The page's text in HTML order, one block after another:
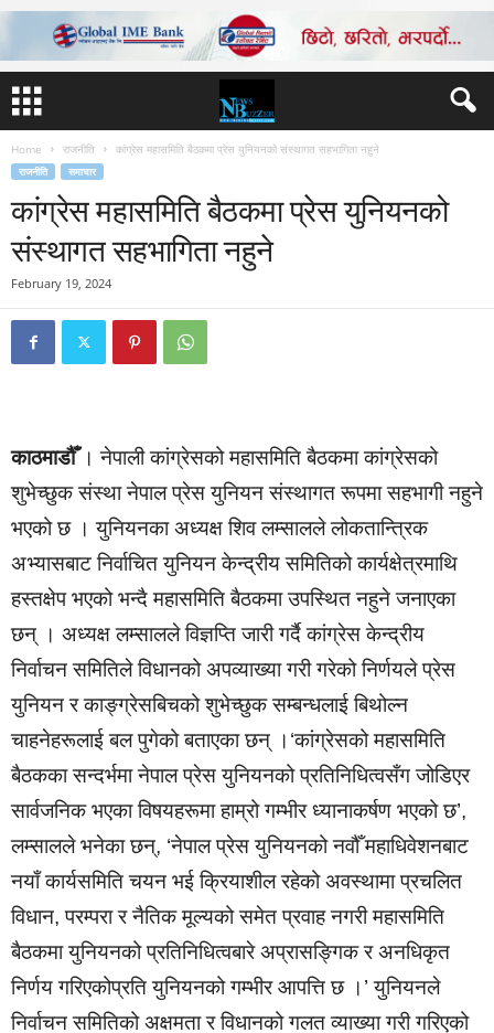
Home राजनीति कांग्रेस महासमिति बैठकमा प्रेस युनियनको संस्थागत सहभागिता नहुने
राजनीति समाचार
कांग्रेस महासमिति बैठकमा प्रेस युनियनको
संस्थागत सहभागिता नहुने
February 19, 2024
काठमाडौँ। नेपाली कांग्रेसको महासमिति बैठकमा कांग्रेसको
शुभेच्छुक संस्था नेपाल प्रेस युनियन संस्थागत रूपमा सहभागी नहुने
भएको छ । युनियनका अध्यक्ष शिव लम्सालले लोकतान्त्रिक
अभ्यासबाट निर्वाचित युनियन केन्द्रीय समितिको कार्यक्षेत्रमाथि
हस्तक्षेप भएको भन्दै महासमिति बैठकमा उपस्थित नहुने जनाएका
छन् । अध्यक्ष लम्सालले विज्ञप्ति जारी गर्दै कांग्रेस केन्द्रीय
निर्वाचन समितिले विधानको अपव्याख्या गरी गरेको निर्णयले प्रेस
युनियन र काङ्ग्रेसबिचको शुभेच्छुक सम्बन्धलाई बिथोल्न
चाहनेहरूलाई बल पुगेको बताएका छन् ।‘कांग्रेसको महासमिति
बैठकका सन्दर्भमा नेपाल प्रेस युनियनको प्रतिनिधित्वसँग जोडिएर
सार्वजनिक भएका विषयहरूमा हाम्रो गम्भीर ध्यानाकर्षण भएको छ’,
लम्सालले भनेका छन्, ‘नेपाल प्रेस युनियनको नवौँ महाधिवेशनबाट
नयाँ कार्यसमिति चयन भई क्रियाशील रहेको अवस्थामा प्रचलित
विधान, परम्परा र नैतिक मूल्यको समेत प्रवाह नगरी महासमिति
बैठकमा युनियनको प्रतिनिधित्वबारे अप्रासङ्गिक र अनधिकृत
निर्णय गरिएकोप्रति युनियनको गम्भीर आपत्ति छ ।’ युनियनले
निर्वाचन समितिको अक्षमता र विधानको गलत व्याख्या गरी गरिएको